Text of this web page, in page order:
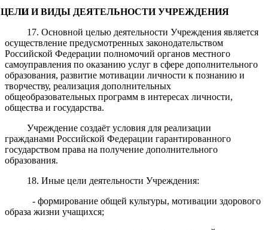
ЦЕЛИ И ВИДЫ ДЕЯТЕЛЬНОСТИ УЧРЕЖДЕНИЯ
17. Основной целью деятельности Учреждения является
осуществление предусмотренных законодательством
Российской Федерации полномочий органов местного
самоуправления по оказанию услуг в сфере дополнительного
образования, развитие мотивации личности к познанию и
творчеству, реализация дополнительных
общеобразовательных программ в интересах личности,
общества и государства.
Учреждение создаёт условия для реализации
гражданами Российской Федерации гарантированного
государством права на получение дополнительного
образования.
18. Иные цели деятельности Учреждения:
- формирование общей культуры, мотивации здорового
образа жизни учащихся;